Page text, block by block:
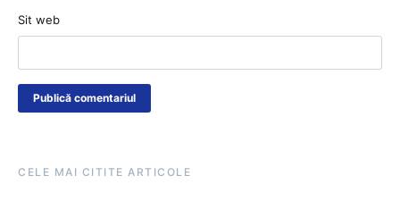
Sit web
CELE MAI CITITE ARTICOLE